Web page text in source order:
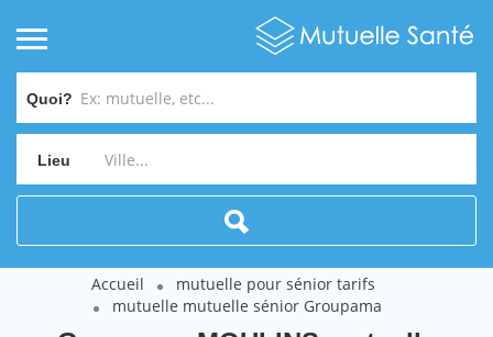
Quoi?
Lieu
Accueil
mutuelle pour sénior tarifs
mutuelle mutuelle sénior Groupama